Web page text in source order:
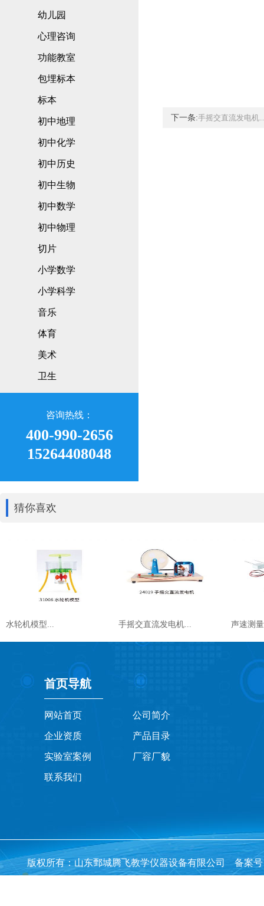
幼儿园
心理咨询
功能教室
包埋标本
标本
初中地理
初中化学
初中历史
初中生物
初中数学
初中物理
切片
小学数学
小学科学
音乐
体育
美术
卫生
咨询热线：
400-990-2656
15264408048
下一条:手摇交直流发电机...
猜你喜欢
水轮机模型... 手摇交直流发电机... 声速测
首页导航
网站首页 公司简介
企业资质 产品目录
实验室案例 厂容厂貌
联系我们
版权所有：山东鄄城腾飞教学仪器设备有限公司 备案